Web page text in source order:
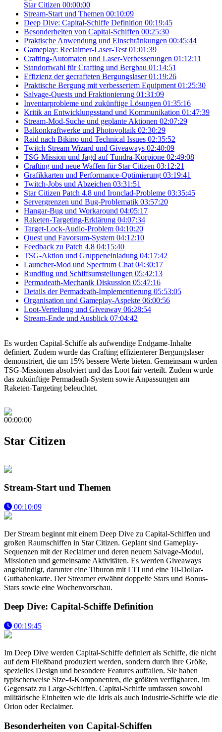
Star Citizen 00:00:00
Stream-Start und Themen 00:10:09
Deep Dive: Capital-Schiffe Definition 00:19:45
Besonderheiten von Capital-Schiffen 00:25:30
Praktische Anwendung und Einschränkungen 00:45:44
Gameplay: Reclaimer-Laser-Test 01:01:39
Crafting-Automaten und Laser-Verbesserungen 01:12:11
Standortwahl für Crafting und Bergbau 01:14:51
Effizienz der gecrafteten Bergungslaser 01:19:26
Praktische Bergung mit verbessertem Equipment 01:25:30
Salvage-Quests und Fraktionierung 01:31:09
Inventarprobleme und zukünftige Lösungen 01:35:16
Kritik an Entwicklungsstand und Kommunikation 01:47:39
Stream-Mod-Suche und geplante Aktionen 02:07:29
Balkonkraftwerke und Photovoltaik 02:30:29
Raid nach Bikino und Technical Issues 02:35:52
Twitch Stream Wizard und Giveaways 02:40:09
TSG Mission und Jagd auf Tundra-Korpione 02:49:08
Crafting und neue Waffen für Star Citizen 03:12:21
Grafikkarten und Performance-Optimierung 03:19:41
Twitch-Jobs und Abzeichen 03:31:51
Star Citizen Patch 4.8 und Ironclad-Probleme 03:35:45
Servergrenzen und Bug-Problematik 03:57:20
Hangar-Bug und Workaround 04:05:17
Raketen-Targeting-Erklärung 04:07:34
Target-Lock-Audio-Problem 04:10:20
Quest und Favorsum-System 04:12:10
Feedback zu Patch 4.8 04:15:40
TSG-Aktion und Gruppeneinladung 04:17:42
Launcher-Mod und Spectrum Chat 04:30:17
Rundflug und Schiffsumstellungen 05:42:13
Permadeath-Mechanik Diskussion 05:47:16
Details der Permadeath-Implementierung 05:53:05
Organisation und Gameplay-Aspekte 06:00:56
Loot-Verteilung und Giveaway 06:28:54
Stream-Ende und Ausblick 07:04:42
Es wurden Capital-Schiffe als aufwendige Endgame-Inhalte
definiert. Zudem wurde das Crafting effizienterer Bergungslaser
demonstriert, die um 15% bessere Werte bieten. Gemeinsam wurden
TSG-Missionen absolviert und das Loot fair verteilt. Zudem wurde
das zukünftige Permadeath-System sowie Anpassungen am
Raketen-Targeting beleuchtet.
00:00:00
Star Citizen
Stream-Start und Themen
00:10:09
Der Stream beginnt mit einem Deep Dive zu Capital-Schiffen und
großen Raumschiffen in Star Citizen. Geplant sind Gameplay-
Sequenzen mit der Reclaimer und deren neuem Salvage-Modul,
Missionen und gemeinsame Aktivitäten. Es werden Giveaways
angekündigt, darunter eine Tiburon mit LTI und eine 10-Dollar-
Guthabenkarte. Der Streamer erwähnt doppelte Stars und Bonus-
Stars sowie eine Wochenvorschau.
Deep Dive: Capital-Schiffe Definition
00:19:45
Im Deep Dive werden Capital-Schiffe definiert als Schiffe, die nicht
auf dem Fließband produziert werden, sondern durch ihre Größe,
spezielles Design und besondere Features auffallen. Sie haben
typischerweise Size-4-Komponenten, die größten verfügbaren, im
Gegensatz zu Large-Schiffen. Capital-Schiffe umfassen sowohl
militärische Einheiten wie die Idris als auch Industrie-Schiffe wie die
Orion oder Reclaimer.
Besonderheiten von Capital-Schiffen